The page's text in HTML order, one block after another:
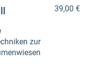
zur
39,00 €